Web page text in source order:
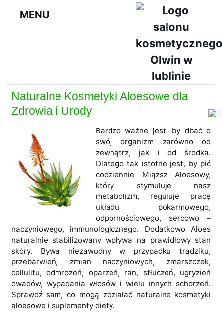
MENU
Naturalne Kosmetyki Aloesowe dla
Zdrowia i Urody
Bardzo ważne jest, by dbać o
swój organizm zarówno od
zewnątrz, jak i od środka.
Dlatego tak istotne jest, by pić
codziennie Miąższ Aloesowy,
który stymuluje nasz
metabolizm, reguluje pracę
układu pokarmowego,
odpornościowego, sercowo –
naczyniowego, immunologicznego. Dodatkowo Aloes
naturalnie stabilizowany wpływa na prawidłowy stan
skóry. Bywa niezawodny w przypadku trądziku,
przebarwień, zmian naczyniowych, zmarszczek,
cellulitu, odmrożeń, oparzeń, ran, stłuczeń, ugryzień
owadów, wypadania włosów i wielu innych schorzeń.
Sprawdź sam, co mogą zdziałać naturalne kosmetyki
aloesowe i suplementy diety.